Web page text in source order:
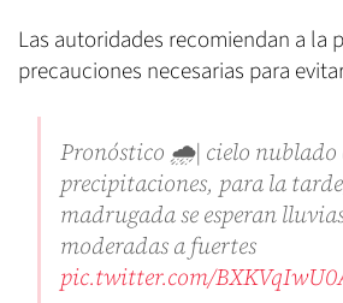
Las autoridades recomiendan a la
precauciones necesarias para
Pronóstico 🌧| cielo nublado
precipitaciones, para la
madrugada se esperan
moderadas a fuertes
pic.twitter.com/